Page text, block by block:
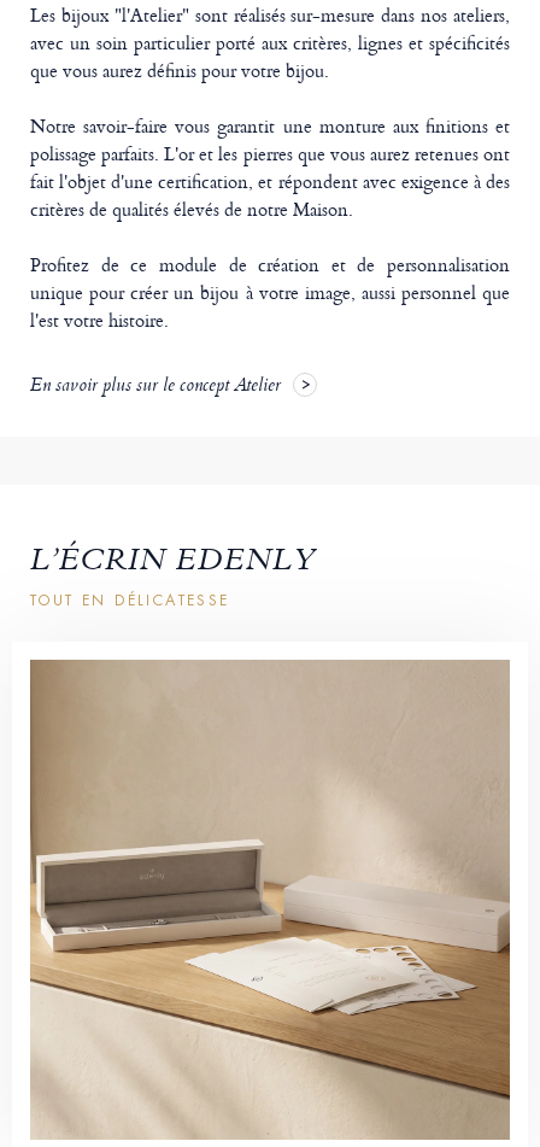
Les bijoux "l'Atelier" sont réalisés sur-mesure dans nos ateliers,
avec un soin particulier porté aux critères, lignes et spécificités
que vous aurez définis pour votre bijou.
Notre savoir-faire vous garantit une monture aux finitions et
polissage parfaits. L'or et les pierres que vous aurez retenues ont
fait l'objet d'une certification, et répondent avec exigence à des
critères de qualités élevés de notre Maison.
Profitez de ce module de création et de personnalisation
unique pour créer un bijou à votre image, aussi personnel que
l'est votre histoire.
En savoir plus sur le concept Atelier
L’ÉCRIN EDENLY
TOUT EN DÉLICATESSE